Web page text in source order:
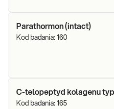
Parathormon (intact)
Kod badania: 160
C-telopeptyd kolagenu
Kod badania: 165